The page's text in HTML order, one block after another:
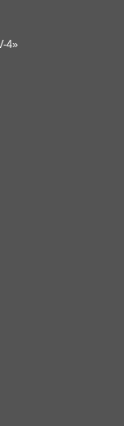
4»